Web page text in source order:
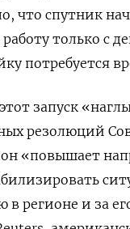
что спутник
только с
потребуется
запуск
резолюций
«повышает
в регионе и за